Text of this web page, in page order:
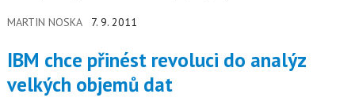
MARTIN NOSKA 7. 9. 2011
IBM chce přinést revoluci do analýz
velkých objemů dat